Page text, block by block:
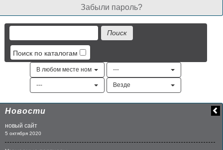
Забыли пароль?
Новости
новый сайт
5 октября 2020
Поиск по каталогам
В любом месте номера ---
--- Везде